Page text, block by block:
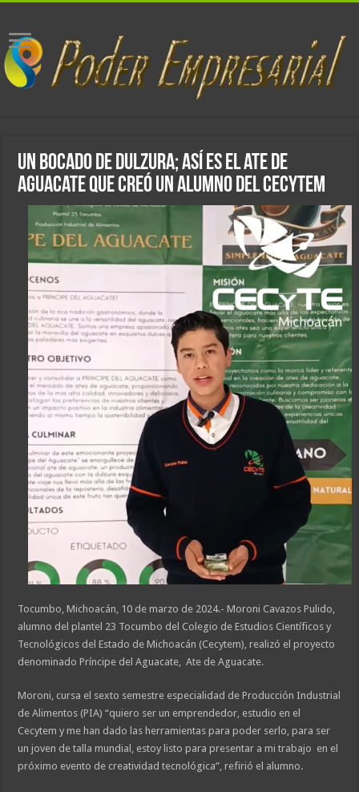
Un bocado de dulzura; así es el ate de
aguacate que creó un alumno del Cecytem
Tocumbo, Michoacán, 10 de marzo de 2024.- Moroni Cavazos Pulido,
alumno del plantel 23 Tocumbo del Colegio de Estudios Científicos y
Tecnológicos del Estado de Michoacán (Cecytem), realizó el proyecto
denominado Príncipe del Aguacate, Ate de Aguacate.
Moroni, cursa el sexto semestre especialidad de Producción Industrial
de Alimentos (PIA) “quiero ser un emprendedor, estudio en el
Cecytem y me han dado las herramientas para poder serlo, para ser
un joven de talla mundial, estoy listo para presentar a mi trabajo en el
próximo evento de creatividad tecnológica”, refirió el alumno.